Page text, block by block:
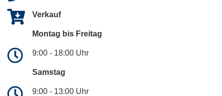
Verkauf
Montag bis Freitag
9:00 - 18:00 Uhr
Samstag
9:00 - 13:00 Uhr